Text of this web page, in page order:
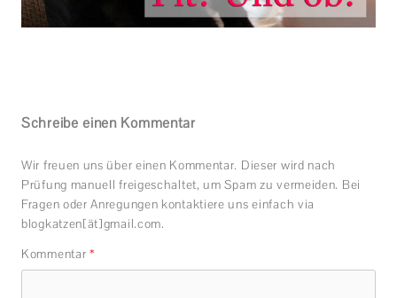
Schreibe einen Kommentar
Wir freuen uns über einen Kommentar. Dieser wird nach
Prüfung manuell freigeschaltet, um Spam zu vermeiden. Bei
Fragen oder Anregungen kontaktiere uns einfach via
blogkatzen[ät]gmail.com.
Kommentar *